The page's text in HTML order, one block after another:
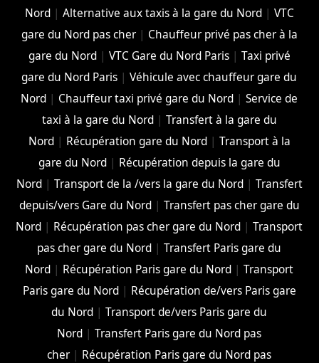
Nord| Alternative aux taxis à la gare du Nord| VTC
gare du Nord pas cher| Chauffeur privé pas cher à la
gare du Nord| VTC Gare du Nord Paris| Taxi privé
gare du Nord Paris |Véhicule avec chauffeur gare du
Nord | Chauffeur taxi privé gare du Nord |Service de
taxi à la gare du Nord| Transfert à la gare du
Nord| Récupération gare du Nord| Transport à la
gare du Nord| Récupération depuis la gare du
Nord| Transport de la /vers la gare du Nord| Transfert
depuis/vers Gare du Nord| Transfert pas cher gare du
Nord | Récupération pas cher gare du Nord |Transport
pas cher gare du Nord |Transfert Paris gare du
Nord | Récupération Paris gare du Nord |Transport
Paris gare du Nord| Récupération de/vers Paris gare
du Nord |Transport de/vers Paris gare du
Nord |Transfert Paris gare du Nord pas
cher | Récupération Paris gare du Nord pas